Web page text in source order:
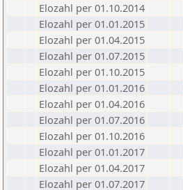
Elozahl per 01.10.2014
Elozahl per 01.01.2015
Elozahl per 01.04.2015
Elozahl per 01.07.2015
Elozahl per 01.10.2015
Elozahl per 01.01.2016
Elozahl per 01.04.2016
Elozahl per 01.07.2016
Elozahl per 01.10.2016
Elozahl per 01.01.2017
Elozahl per 01.04.2017
Elozahl per 01.07.2017